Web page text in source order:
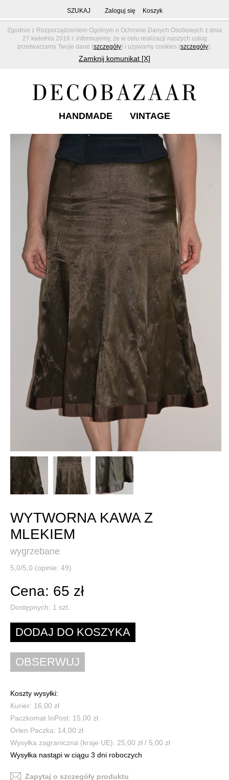
Zgodnie z Rozporządzeniem Ogólnym o Ochronie Danych Osobowych z dnia
27 kwietnia 2016 r. informujemy, że w celu realizacji naszych usług
przetwarzamy Twoje dane (szczegóły) i używamy cookies (szczegóły).
Zamknij komunikat [X]
SZUKAJ Zaloguj się Koszyk
HANDMADE VINTAGE
WYTWORNA KAWA Z
MLEKIEM
wygrzebane
5,0/5,0 (opinie: 49)
Cena: 65 zł
Dostępnych: 1 szt.
Koszty wysyłki:
Kurier: 16,00 zł
Paczkomat InPost: 15,00 zł
Orlen Paczka: 14,00 zł
Wysyłka zagraniczna (kraje UE): 25,00 zł / 5,00 zł
Wysyłka nastąpi w ciągu 3 dni roboczych
Zapytaj o szczegóły produktu